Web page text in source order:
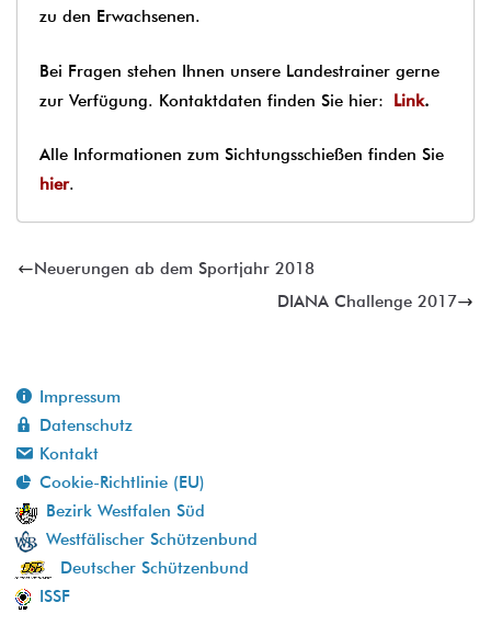
zu den Erwachsenen.
Bei Fragen stehen Ihnen unsere Landestrainer gerne
zur Verfügung. Kontaktdaten finden Sie hier: Link.
Alle Informationen zum Sichtungsschießen finden Sie
hier.
Neuerungen ab dem Sportjahr 2018
DIANA Challenge 2017
Impressum
Datenschutz
Kontakt
Cookie-Richtlinie (EU)
Bezirk Westfalen Süd
Westfälischer Schützenbund
Deutscher Schützenbund
ISSF